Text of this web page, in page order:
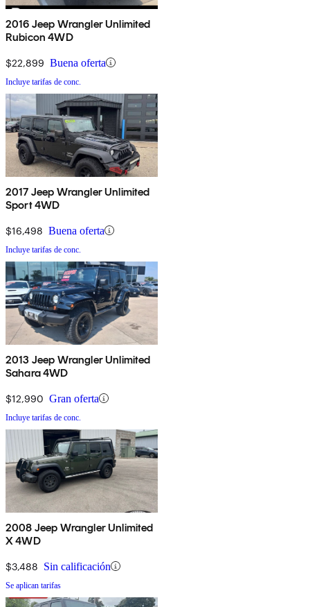
2016 Jeep Wrangler Unlimited
Rubicon 4WD
$22,899 Buena oferta
Incluye tarifas de conc.
2017 Jeep Wrangler Unlimited
Sport 4WD
$16,498 Buena oferta
Incluye tarifas de conc.
2013 Jeep Wrangler Unlimited
Sahara 4WD
$12,990 Gran oferta
Incluye tarifas de conc.
2008 Jeep Wrangler Unlimited
X 4WD
$3,488 Sin calificación
Se aplican tarifas